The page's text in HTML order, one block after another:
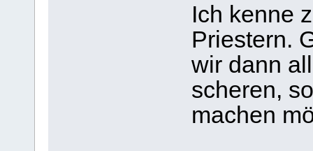
Ich kenne
Priestern.
wir dann
scheren,
machen